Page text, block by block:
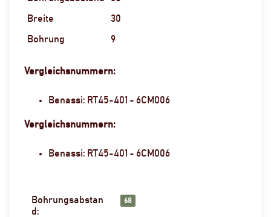
Breite 30
Bohrung 9
Vergleichsnummern:
Benassi: RT45-401 - 6CM006
Vergleichsnummern:
Benassi: RT45-401 - 6CM006
Produkteigenschaft
Wert
Bohrungsabstan
d:
68